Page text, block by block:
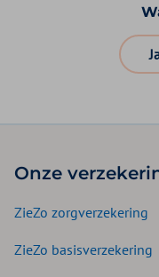
Onze
ZieZo zorgverzekering
ZieZo basisverzekering